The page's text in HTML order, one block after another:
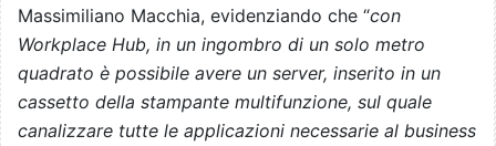
Massimiliano Macchia, evidenziando che “con
Workplace Hub, in un ingombro di un solo metro
quadrato è possibile avere un server, inserito in un
cassetto della stampante multifunzione, sul quale
canalizzare tutte le applicazioni necessarie al business